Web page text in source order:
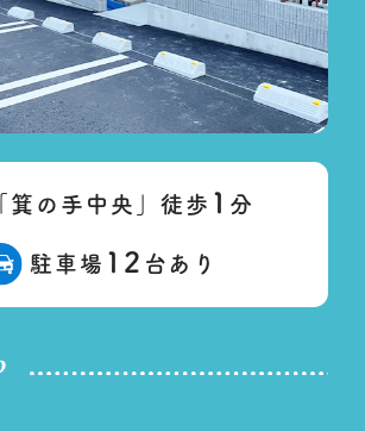
箕の手中央」徒歩 1 分
駐車場 12 台あり